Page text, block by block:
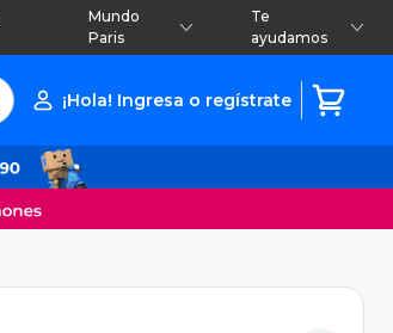
Mundo
Paris
Te
ayudamos
¡Hola! Ingresa o regístrate